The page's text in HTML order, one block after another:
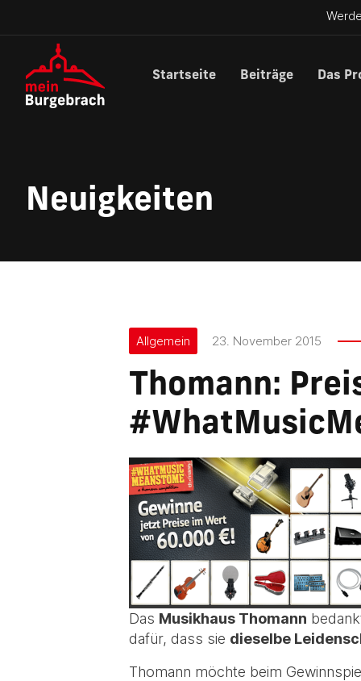
Startseite Beiträge Das
Neuigkeiten
Allgemein 23. November 2015
Thomann:
Das Musikhaus Thomann
dafür, dass sie dieselbe
Thomann möchte beim